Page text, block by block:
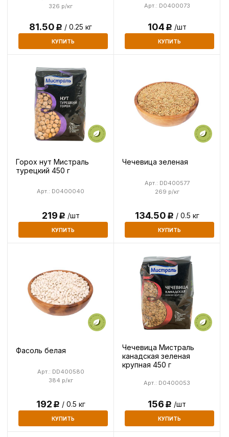
326 р/кг
81.50Р / 0.25 кг
КУПИТЬ
Арт.: D0400073
104Р /шт
КУПИТЬ
Горох нут Мистраль
турецкий 450 г
Арт.: D0400040
219Р /шт
КУПИТЬ
Чечевица зеленая
269 р/кг
Арт.: DD400577
134.50Р / 0.5 кг
КУПИТЬ
Фасоль белая
384 р/кг
Арт.: DD400580
192Р / 0.5 кг
КУПИТЬ
Чечевица Мистраль
канадская зеленая
крупная 450 г
Арт.: D0400053
156Р /шт
КУПИТЬ